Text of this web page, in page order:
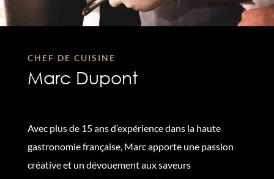
CHEF DE CUISINE
Marc Dupont
Avec plus de 15 ans d’expérience dans la haute
gastronomie française, Marc apporte une passion
créative et un dévouement aux saveurs